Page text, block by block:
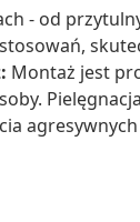
- od
Montaż jest